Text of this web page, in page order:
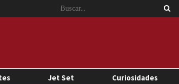
Jet Set Curiosidades